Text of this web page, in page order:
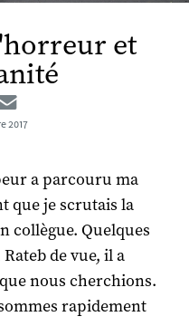
et
2017
a parcouru ma
que je scrutais la
collègue. Quelques
de vue, il a
nous cherchions.
rapidement